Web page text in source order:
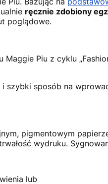
ręcznie zdobiony
poglądowe.
Piu z cyklu
szybki sposób na
pigmentowym
wydruku.
lub